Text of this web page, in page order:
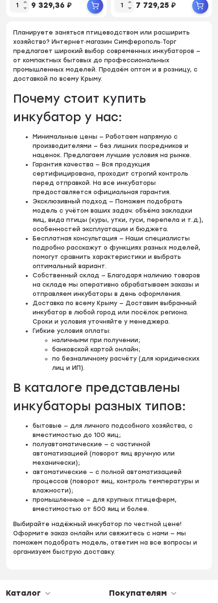
9 329,36 ₽ 7 729,25 ₽
Планируете заняться птицеводством или расширить
хозяйство? Интернет‑магазин Симферополь‑Торг
предлагает широкий выбор современных инкубаторов —
от компактных бытовых до профессиональных
промышленных моделей. Продаём оптом и в розницу, с
доставкой по всему Крыму.
Почему стоит купить
инкубатор у нас:
Минимальные цены — Работаем напрямую с
производителями — без лишних посредников и
наценок. Предлагаем лучшие условия на рынке.
Гарантия качества — Вся продукция
сертифицирована, проходит строгий контроль
перед отправкой. На все инкубаторы
предоставляется официальная гарантия.
Эксклюзивный подход — Поможем подобрать
модель с учётом ваших задач: объёма закладки
яиц, вида птицы (куры, утки, гуси, перепела и т. д.),
особенностей эксплуатации и бюджета.
Бесплатная консультация — Наши специалисты
подробно расскажут о функциях разных моделей,
помогут сравнить характеристики и выбрать
оптимальный вариант.
Собственный склад — Благодаря наличию товаров
на складе мы оперативно обрабатываем заказы и
отправляем инкубаторы в день оформления.
Доставка по всему Крыму — Доставим выбранный
инкубатор в любой город или посёлок региона.
Сроки и условия уточняйте у менеджера.
Гибкие условия оплаты:
наличными при получении;
банковской картой онлайн;
по безналичному расчёту (для юридических
лиц и ИП).
В каталоге представлены
инкубаторы разных типов:
бытовые — для личного подсобного хозяйства, с
вместимостью до 100 яиц;
полуавтоматические — с частичной
автоматизацией (поворот яиц вручную или
механически);
автоматические — с полной автоматизацией
процессов (поворот яиц, контроль температуры и
влажности);
промышленные — для крупных птицеферм,
вместимостью от 500 яиц и более.
Выбирайте надёжный инкубатор по честной цене!
Оформите заказ онлайн или свяжитесь с нами — мы
поможем подобрать модель, ответим на все вопросы и
организуем быструю доставку.
Каталог Покупателям